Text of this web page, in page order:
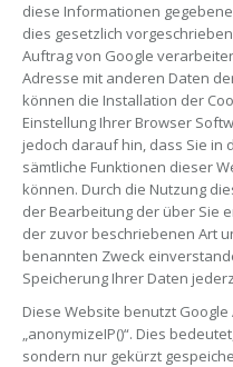
diese Informationen
dies gesetzlich
Auftrag von Google
Adresse mit anderen Daten
können die Installation der
Einstellung Ihrer Browser
jedoch darauf hin, dass Sie in
sämtliche Funktionen dieser
können. Durch die Nutzung
der Bearbeitung der über Sie
der zuvor beschriebenen Art
benannten Zweck
Speicherung Ihrer Daten
Diese Website benutzt
„anonymizeIP()“. Dies
sondern nur gekürzt